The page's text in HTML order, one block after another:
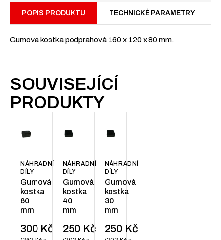
POPIS PRODUKTU TECHNICKÉ PARAMETRY
Gumová kostka podprahová 160 x 120 x 80 mm.
SOUVISEJÍCÍ
PRODUKTY
NÁHRADNÍ
DÍLY
Gumová
kostka
60
mm
300 Kč
NÁHRADNÍ
DÍLY
Gumová
kostka
40
mm
250 Kč
NÁHRADNÍ
DÍLY
Gumová
kostka
30
mm
250 Kč